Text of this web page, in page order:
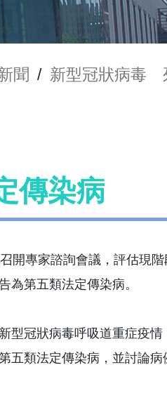
聞 / 新型冠狀病毒
傳染病
開專家諮詢會議，評估現
為第五類法定傳染病。
型冠狀病毒呼吸道重症疫
五類法定傳染病，並討論